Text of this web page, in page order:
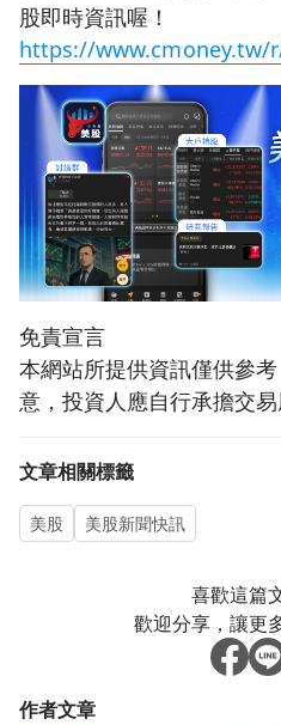
股即時資訊喔！
https://www.cmoney.tw/
免責宣言
本網站所提供資訊僅供參
意，投資人應自行承擔交易
文章相關標籤
美股 美股新聞快訊
喜歡這篇
歡迎分享，讓更
作者文章